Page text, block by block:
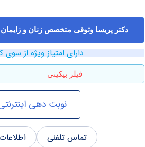
پریسا وثوقی متخصص زنان و زایمان
دارای امتیاز ویژه از سوی کاربران
فیلر بیکینی
نوبت دهی اینترنتی
تماس تلفنی اطلاعات بیشتر